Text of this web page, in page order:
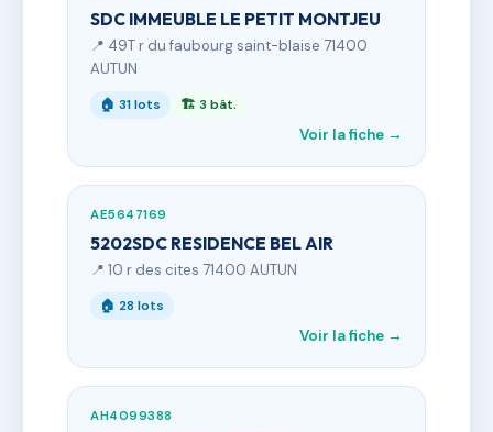
SDC IMMEUBLE LE PETIT MONTJEU
📍 49T r du faubourg saint-blaise 71400
AUTUN
🏠 31 lots 🏗 3 bât.
Voir la fiche →
AE5647169
5202SDC RESIDENCE BEL AIR
📍 10 r des cites 71400 AUTUN
🏠 28 lots
Voir la fiche →
AH4099388